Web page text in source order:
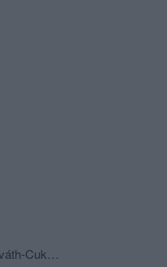
https://www.facebook.com/pages/Horváth-Cukrászda/172635602791359?ref